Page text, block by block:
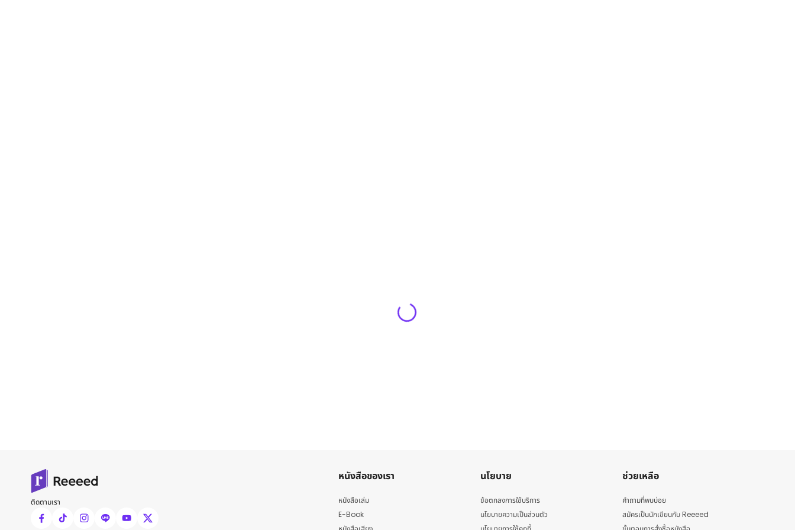
ติดตามเรา
หนังสือของเรา
หนังสือเล่ม
E-Book
นโยบาย
ข้อตกลงการใช้บริการ
นโยบายความเป็นส่วนตัว
ช่วยเหลือ
คำถามที่พบบ่อย
สมัครเป็นนักเขียนกับ Reeeed